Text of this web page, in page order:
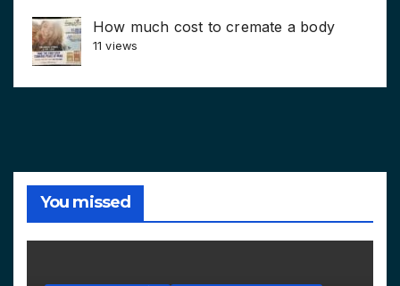
How much cost to cremate a body
11 views
You missed